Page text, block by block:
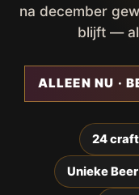
na december
blijft —
ALLEEN NU ·
24
Unieke